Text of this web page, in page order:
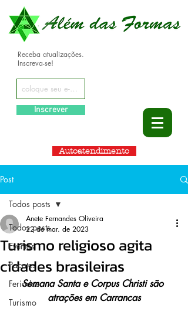
Receba atualizações.
Inscreva-se!
Inscrever
Autoatendimento
Post
Todos posts
Eventos
Pacotes
Feriados
Turismo
Todos posts
Turismo religioso agita
cidades brasileiras
Anete Fernandes Oliveira
22 de mar. de 2023
Semana Santa e Corpus Christi são
atrações em Carrancas